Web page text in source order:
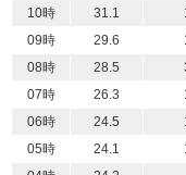
10時
31.1
09時
29.6
08時
28.5
07時
26.3
06時
24.5
05時
24.1